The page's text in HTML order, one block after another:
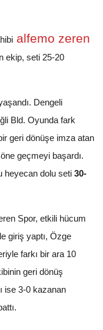
alfemo zeren
ekip, seti 25-20
Dengeli
Bld. Oyunda fark
geri dönüşe imza atan
geçmeyi başardı.
heyecan dolu seti 30-
Spor, etkili hücum
giriş yaptı, Özge
farkı bir ara 10
geri dönüş
ise 3-0 kazanan